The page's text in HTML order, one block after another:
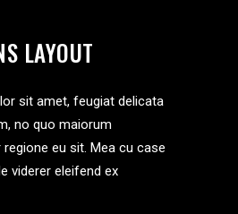
LAYOUT
sit amet, feugiat delicata
no quo maiorum
regione eu sit. Mea cu case
viderer eleifend ex